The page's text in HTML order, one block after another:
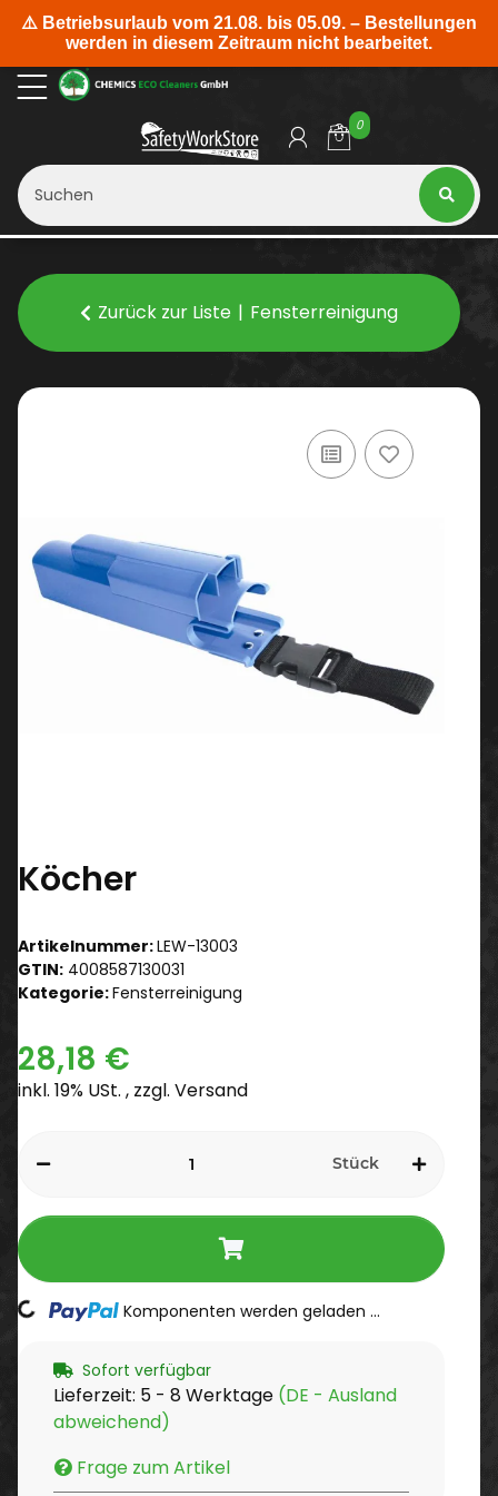
0
Zurück zur Liste Fensterreinigung
Köcher
Artikelnummer:LEW-13003
GTIN: 4008587130031
Kategorie:Fensterreinigung
28,18 €
inkl. 19% USt. , zzgl. Versand
Stück
Loading... Komponenten werden geladen ...
Sofort verfügbar
Lieferzeit: 5 - 8 Werktage (DE - Ausland
abweichend)
Frage zum Artikel